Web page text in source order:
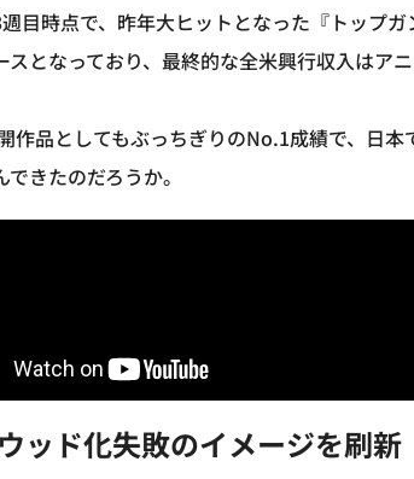
目時点で、昨年大ヒットとなった『トップ
スとなっており、最終的な全米興行収入はア
作品としてもぶっちぎりのNo.1成績で、日
きたのだろうか。
ッド化失敗のイメージを刷新